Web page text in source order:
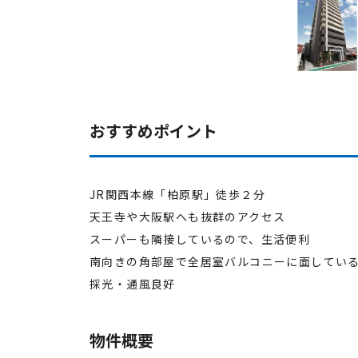
おすすめポイント
JR関西本線「柏原駅」徒歩２分
天王寺や大阪駅へも抜群のアクセス
スーパーも隣接しているので、生活便利
南向きの角部屋で全居室バルコニーに面してい
採光・通風良好
物件概要